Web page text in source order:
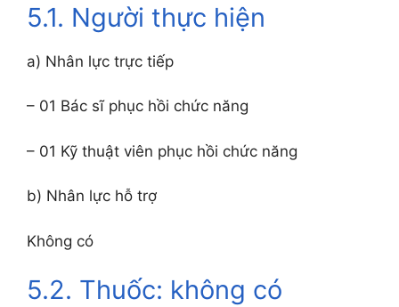
5.1. Người thực hiện
a) Nhân lực trực tiếp
– 01 Bác sĩ phục hồi chức năng
– 01 Kỹ thuật viên phục hồi chức năng
b) Nhân lực hỗ trợ
Không có
5.2. Thuốc: không có